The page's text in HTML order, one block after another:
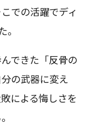
での活躍でディ
できた「反骨の
の武器に変え
による悔しさを